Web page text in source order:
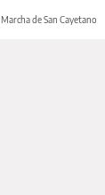
Marcha de San Cayetano